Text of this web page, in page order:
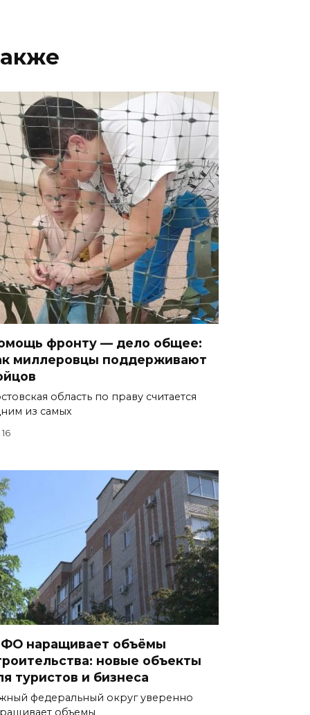
фронту — дело общее:
миллеровцы поддерживают
область по праву считается
из самых
16
наращивает объёмы
новые объекты
туристов и бизнеса
федеральный округ уверенно
объемы